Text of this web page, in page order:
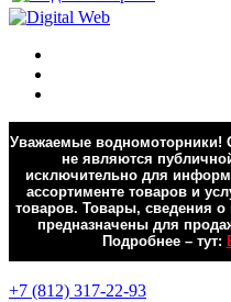
Уважаемые водномоторники!
не являются
исключительно для
ассортименте товаров и
товаров. Товары, сведения
предназначены для
Подробнее – тут:
+7 (812) 317-22-93